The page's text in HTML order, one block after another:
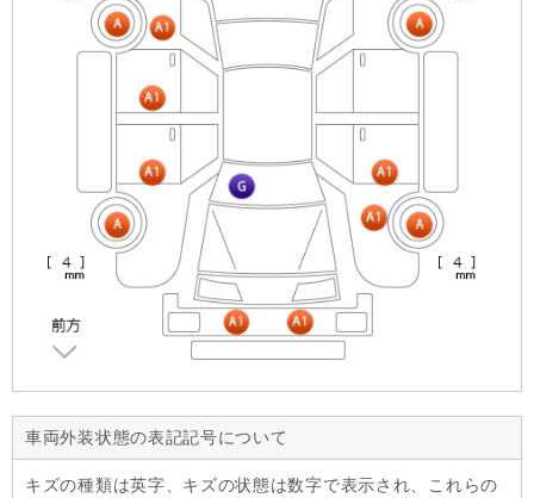
車両外装状態の表記記号について
キズの種類は英字、キズの状態は数字で表示され、これらの